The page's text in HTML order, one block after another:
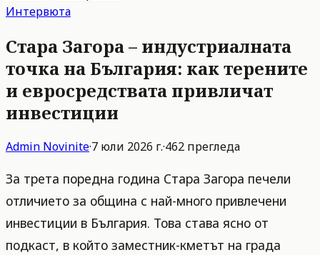
Интервюта
Стара Загора – индустриалната
точка на България: как терените
и евросредствата привличат
инвестиции
Admin Novinite·7 юли 2026 г.·462 прегледа
За трета поредна година Стара Загора печели
отличието за община с най-много привлечени
инвестиции в България. Това става ясно от
подкаст, в който заместник-кметът на града